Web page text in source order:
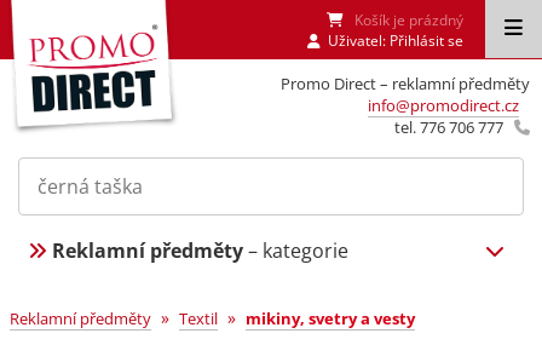
Promo Direct – reklamní předměty
info@promodirect.cz
tel. 776 706 777
Košík je prázdný
Uživatel: Přihlásit se
Reklamní předměty– kategorie
Reklamní předměty » Textil » mikiny, svetry a vesty